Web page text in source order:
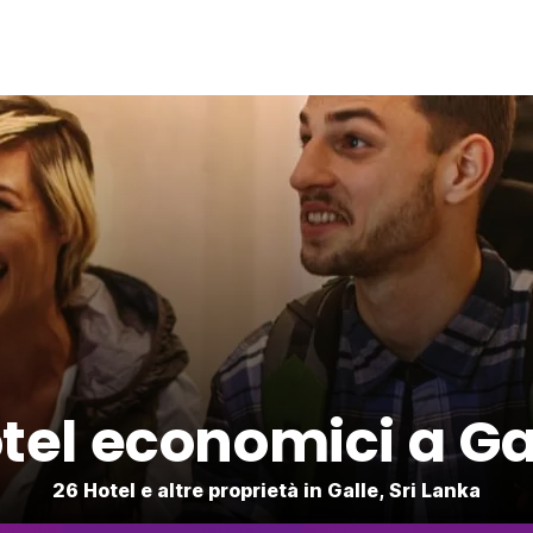
economici a
26 Hotel e altre proprietà in Galle, Sri Lanka